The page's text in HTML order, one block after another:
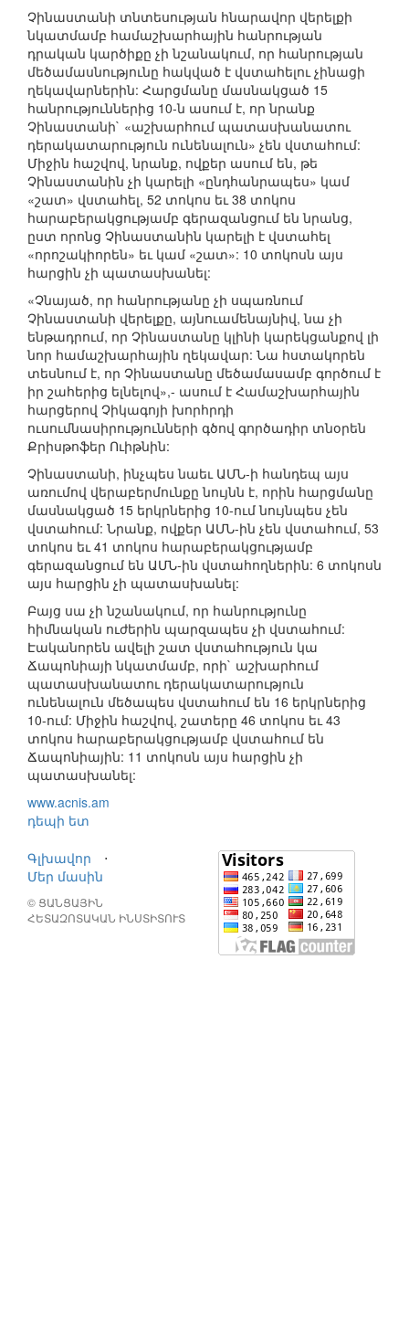
Չինաստանի տնտեսության հնարավոր վերելքի
նկատմամբ համաշխարհային հանրության
դրական կարծիքը չի նշանակում, որ հանրության
մեծամասնությունը հակված է վստահելու չինացի
ղեկավարներին: Հարցմանը մասնակցած 15
հանրություններից 10-ն ասում է, որ նրանք
Չինաստանի` «աշխարհում պատասխանատու
դերակատարություն ունենալուն» չեն վստահում:
Միջին հաշվով, նրանք, ովքեր ասում են, թե
Չինաստանին չի կարելի «ընդհանրապես» կամ
«շատ» վստահել, 52 տոկոս եւ 38 տոկոս
հարաբերակցությամբ գերազանցում են նրանց,
ըստ որոնց Չինաստանին կարելի է վստահել
«որոշակիորեն» եւ կամ «շատ»: 10 տոկոսն այս
հարցին չի պատասխանել:
«Չնայած, որ հանրությանը չի սպառնում
Չինաստանի վերելքը, այնուամենայնիվ, նա չի
ենթադրում, որ Չինաստանը կլինի կարեկցանքով լի
նոր համաշխարհային ղեկավար: Նա հստակորեն
տեսնում է, որ Չինաստանը մեծամասամբ գործում է
իր շահերից ելնելով»,- ասում է Համաշխարհային
հարցերով Չիկագոյի խորհրդի
ուսումնասիրությունների գծով գործադիր տնօրեն
Քրիսթոֆեր Ուիթնին:
Չինաստանի, ինչպես նաեւ ԱՄՆ-ի հանդեպ այս
առումով վերաբերմունքը նույնն է, որին հարցմանը
մասնակցած 15 երկրներից 10-ում նույնպես չեն
վստահում: Նրանք, ովքեր ԱՄՆ-ին չեն վստահում, 53
տոկոս եւ 41 տոկոս հարաբերակցությամբ
գերազանցում են ԱՄՆ-ին վստահողներին: 6 տոկոսն
այս հարցին չի պատասխանել:
Բայց սա չի նշանակում, որ հանրությունը
հիմնական ուժերին պարզապես չի վստահում:
Էականորեն ավելի շատ վստահություն կա
Ճապոնիայի նկատմամբ, որի` աշխարհում
պատասխանատու դերակատարություն
ունենալուն մեծապես վստահում են 16 երկրներից
10-ում: Միջին հաշվով, շատերը 46 տոկոս եւ 43
տոկոս հարաբերակցությամբ վստահում են
Ճապոնիային: 11 տոկոսն այս հարցին չի
պատասխանել:
www.acnis.am
դեպի ետ
Գլխավոր
⋅
Մեր մասին
© ՑԱՆՑԱՅԻՆ
ՀԵՏԱԶՈՏԱԿԱՆ ԻՆՍՏԻՏՈՒՏ